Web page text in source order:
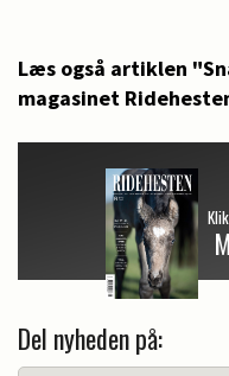
Læs også artiklen
magasinet
Del nyheden på: